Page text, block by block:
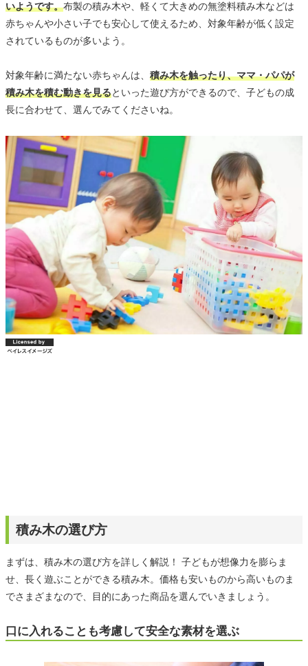
いようです。布製の積み木や、軽くて大きめの無塗料積み木などは
赤ちゃんや小さい子でも安心して使えるため、対象年齢が低く設定
されているものが多いよう。
対象年齢に満たない赤ちゃんは、 積み木を触ったり、ママ・パパが
積み木を積む動きを見るといった遊び方ができるので、子どもの成
長に合わせて、選んでみてくださいね。
積み木の選び方
まずは、積み木の選び方を詳しく解説！ 子どもが想像力を膨らま
せ、長く遊ぶことができる積み木。価格も安いものから高いものま
でさまざまなので、目的にあった商品を選んでいきましょう。
口に入れることも考慮して安全な素材を選ぶ